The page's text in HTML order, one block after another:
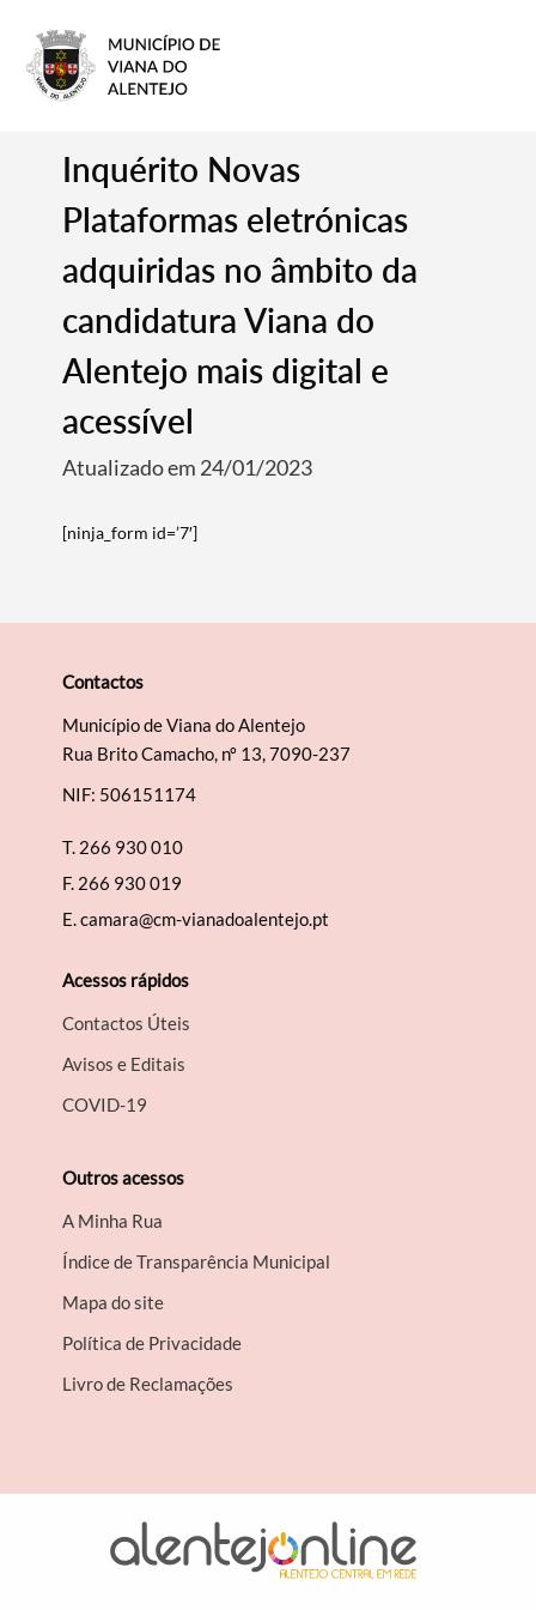
Categorias gerais
Inquérito Novas
Plataformas eletrónicas
adquiridas no âmbito da
candidatura Viana do
Alentejo mais digital e
acessível
Atualizado em 24/01/2023
[ninja_form id=’7′]
Contactos
Município de Viana do Alentejo
Rua Brito Camacho, nº 13, 7090-237
NIF: 506151174
T. 266 930 010
F. 266 930 019
E.camara@cm-vianadoalentejo.pt
Acessos rápidos
Contactos Úteis
Avisos e Editais
COVID-19
Outros acessos
A Minha Rua
Índice de Transparência Municipal
Mapa do site
Política de Privacidade
Livro de Reclamações